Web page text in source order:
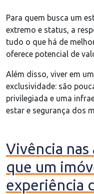
Para quem busca um
extremo e status, a
tudo o que há de
oferece potencial de
Além disso, viver em
exclusividade: são
privilegiada e uma
estar e segurança dos
Vivência
que um
experiência